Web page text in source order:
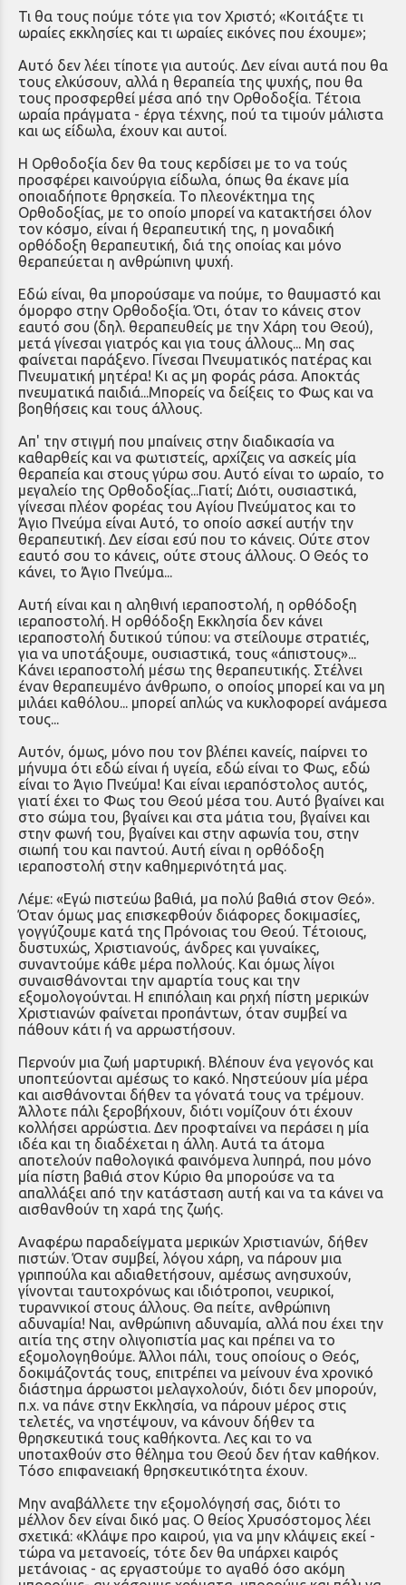
Τι θα τους πούμε τότε για τον Χριστό; «Κοιτάξτε τι
ωραίες εκκλησίες και τι ωραίες εικόνες που έχουμε»;
Αυτό δεν λέει τίποτε για αυτούς. Δεν είναι αυτά που θα
τους ελκύσουν, αλλά η θεραπεία της ψυχής, που θα
τους προσφερθεί μέσα από την Ορθοδοξία. Τέτοια
ωραία πράγματα - έργα τέχνης, πού τα τιμούν μάλι­στα
και ως είδωλα, έχουν και αυτοί.
Η Ορθοδοξία δεν θα τους κερδίσει με το να τούς
προσφέρει καινούργια είδωλα, όπως θα έκανε μία
οποιαδήποτε θρησκεία. Το πλεονέκτημα της
Ορθοδοξίας, με το οποίο μπορεί να κατακτήσει όλον
τον κόσμο, είναι ή θεραπευτική της, η μοναδική
ορθόδοξη θεραπευτική, διά της οποίας και μόνο
θεραπεύεται η ανθρώπινη ψυχή.
Εδώ είναι, θα μπορούσαμε να πούμε, το θαυμαστό και
όμορφο στην Ορθοδοξία. Ότι, όταν το κάνεις στον
εαυτό σου (δηλ. θεραπευθείς με την Χάρη του Θεού),
μετά γίνεσαι γιατρός και για τους άλλους... Μη σας
φαίνεται παράξενο. Γίνεσαι Πνευματικός πατέρας και
Πνευματική μητέρα! Κι ας μη φοράς ράσα. Αποκτάς
πνευματικά παιδιά...Μπορείς να δείξεις το Φως και να
βοηθήσεις και τους άλλους.
Απ' την στιγμή που μπαίνεις στην διαδικασία να
καθαρθείς και να φωτιστείς, αρχίζεις να ασκείς μία
θεραπεία και στους γύρω σου. Αυτό είναι το ωραίο, το
μεγαλείο της Ορθοδοξίας...Γιατί; Διότι, ουσιαστικά,
γίνεσαι πλέον φορέας του Αγίου Πνεύματος και το
Άγιο Πνεύμα είναι Αυτό, το οποίο ασκεί αυτήν την
θεραπευτική. Δεν είσαι εσύ που το κάνεις. Ούτε στον
εαυτό σου το κάνεις, ούτε στους άλλους. Ο Θεός το
κάνει, το Άγιο Πνεύμα...
Αυτή είναι και η αληθινή ιεραποστολή, η ορθόδοξη
ιεραποστολή. Η ορθόδοξη Εκκλησία δεν κάνει
ιεραποστολή δυτικού τύπου: να στείλουμε στρατιές,
για να υποτάξουμε, ουσιαστικά, τους «άπιστους»...
Κάνει ιεραποστολή μέσω της θεραπευτικής. Στέλνει
έναν θεραπευμένο άνθρωπο, ο οποίος μπορεί και να μη
μιλάει καθόλου... μπορεί απλώς να κυκλοφορεί ανάμεσα
τους...
Αυτόν, όμως, μόνο που τον βλέπει κανείς, παίρνει το
μήνυμα ότι εδώ είναι ή υγεία, εδώ είναι το Φως, εδώ
είναι το Άγιο Πνεύμα! Και είναι ιεραπόστολος αυτός,
γιατί έχει το Φως του Θεού μέσα του. Αυτό βγαίνει και
στο σώμα του, βγαίνει και στα μάτια του, βγαίνει και
στην φωνή του, βγαίνει και στην αφωνία του, στην
σιωπή του και παντού. Αυτή είναι η ορθόδοξη
ιεραποστολή στην καθημερινότητά μας.
Λέμε: «Εγώ πιστεύω βαθιά, μα πολύ βαθιά στον Θεό».
Όταν όμως μας επισκεφθούν διάφορες δοκιμασίες,
γογγύζουμε κατά της Πρόνοιας του Θεού. Τέτοιους,
δυστυχώς, Χριστιανούς, άνδρες και γυναίκες,
συναντούμε κάθε μέρα πολλούς. Και όμως λίγοι
συναισθάνονται την αμαρτία τους και την
εξομολογούνται. Η επιπόλαιη και ρηχή πίστη μερικών
Χριστιανών φαίνεται προπάντων, όταν συμβεί να
πάθουν κάτι ή να αρρωστήσουν.
Περνούν μια ζωή μαρτυρική. Βλέπουν ένα γεγονός και
υποπτεύονται αμέσως το κακό. Νηστεύουν μία μέρα
και αισθάνονται δήθεν τα γόνατά τους να τρέμουν.
Άλλοτε πάλι ξεροβήχουν, διότι νομίζουν ότι έχουν
κολλήσει αρρώστια. Δεν προφταίνει να περάσει η μία
ιδέα και τη διαδέχεται η άλλη. Αυτά τα άτομα
αποτελούν παθολογικά φαινόμενα λυπηρά, που μόνο
μία πίστη βαθιά στον Κύριο θα μπορούσε να τα
απαλλάξει από την κατάσταση αυτή και να τα κάνει να
αισθανθούν τη χαρά της ζωής.
Αναφέρω παραδείγματα μερικών Χριστιανών, δήθεν
πιστών. Όταν συμβεί, λόγου χάρη, να πάρουν μια
γριππούλα και αδιαθετήσουν, αμέσως ανησυχούν,
γίνονται ταυτοχρόνως και ιδιότροποι, νευρικοί,
τυραννικοί στους άλλους. Θα πείτε, ανθρώπινη
αδυναμία! Ναι, ανθρώπινη αδυναμία, αλλά που έχει την
αιτία της στην ολιγοπιστία μας και πρέπει να το
εξομολογηθούμε. Άλλοι πάλι, τους οποίους ο Θεός,
δοκιμάζοντάς τους, επιτρέπει να μείνουν ένα χρονικό
διάστημα άρρωστοι μελαγχολούν, διότι δεν μπορούν,
π.χ. να πάνε στην Εκκλησία, να πάρουν μέρος στις
τελετές, να νηστέψουν, να κάνουν δήθεν τα
θρησκευτικά τους καθήκοντα. Λες και το να
υποταχθούν στο θέλημα του Θεού δεν ήταν καθήκον.
Τόσο επιφανειακή θρησκευτικότητα έχουν.
Μην αναβάλλετε την εξομολόγησή σας, διότι το
μέλλον δεν είναι δικό μας. Ο θείος Χρυσόστομος λέει
σχετικά: «Κλάψε προ καιρού, για να μην κλάψεις εκεί -
τώρα να μετανοείς, τότε δεν θα υπάρχει καιρός
μετάνοιας - ας εργαστούμε το αγαθό όσο ακόμη